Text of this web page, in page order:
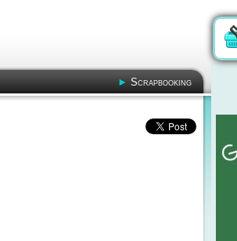
Scrapbooking